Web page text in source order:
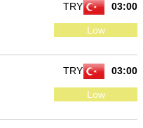
03:00
TRY
Low
03:00
TRY
Low